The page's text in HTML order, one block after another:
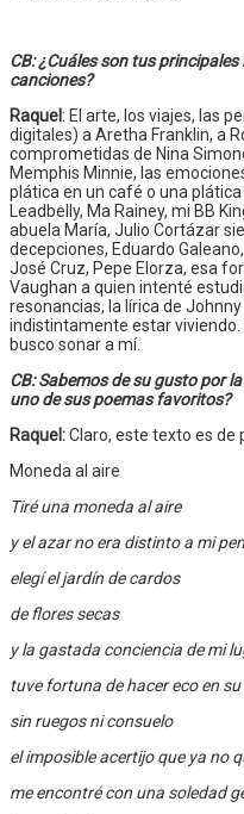
CB: ¿Cuáles son tus
canciones?
Raquel: El arte, los viajes, las
digitales) a Aretha Franklin, a
comprometidas de Nina
Memphis Minnie, las
plática en un café o una
Leadbelly, Ma Rainey, mi BB
abuela María, Julio Cortázar
decepciones, Eduardo
José Cruz, Pepe Elorza, esa
Vaughan a quien intenté
resonancias, la lírica de
indistintamente estar
busco sonar a mí.
CB: Sabemos de su gusto por
uno de sus poemas favoritos?
Raquel:Claro, este texto es de
Moneda al aire
Tiré una moneda al aire
y el azar no era distinto a mi
elegí el jardín de cardos
de flores secas
y la gastada conciencia de mi
tuve fortuna de hacer eco en su
sin ruegos ni consuelo
el imposible acertijo que ya no
me encontré con una soledad